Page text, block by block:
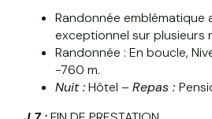
Randonnée emblématique
exceptionnel sur plusieurs
Randonnée : En boucle,
-760 m.
Nuit :Hôtel –Repas :